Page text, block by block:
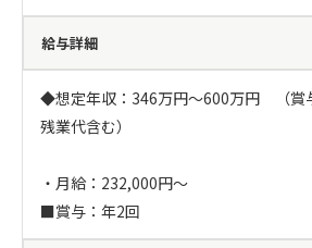
給与詳細
◆想定年収：346万円～600万円　（賞
残業代含む）
・月給：232,000円～
■賞与：年2回